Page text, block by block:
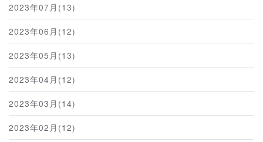
2023年07月(13)
2023年06月(12)
2023年05月(13)
2023年04月(12)
2023年03月(14)
2023年02月(12)